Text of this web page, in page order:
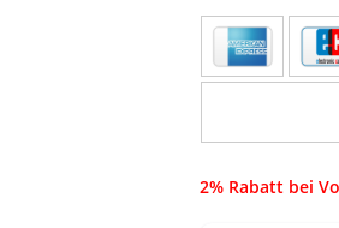
2% Rabatt bei